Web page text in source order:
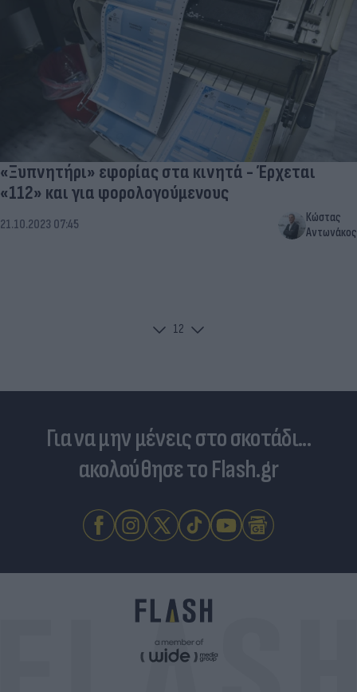
«Ξυπνητήρι» εφορίας στα κινητά - Έρχεται
«112» και για φορολογούμενους
21.10.2023 07:45
Κώστας
Αντωνάκος
12
Για να μην μένεις στο σκοτάδι...
ακολούθησε το Flash.gr